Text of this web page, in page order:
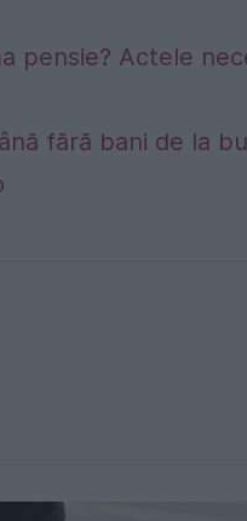
pensie? Actele
fără bani de la